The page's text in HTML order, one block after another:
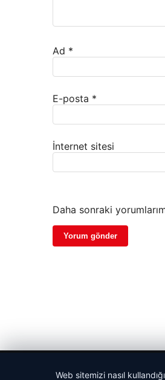
Ad *
E-posta *
İnternet sitesi
Daha sonraki
Web sitemizi nasıl